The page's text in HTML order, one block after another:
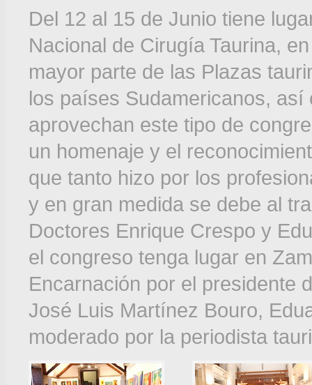
Del 12 al 15 de Junio tiene
Nacional de Cirugía Taurina,
mayor parte de las Plazas
los países Sudamericanos,
aprovechan este tipo de
un homenaje y el
que tanto hizo por los
y en gran medida se debe al
Doctores Enrique Crespo y
el congreso tenga lugar en
Encarnación por el presidente
José Luis Martínez Bouro,
moderado por la periodista